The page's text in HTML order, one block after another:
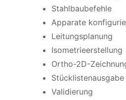
Stahlbaubefehle
Apparate
Leitungsplanung
Isometrieerstellung
Ortho-2D-
Stücklistenausgabe
Validierung